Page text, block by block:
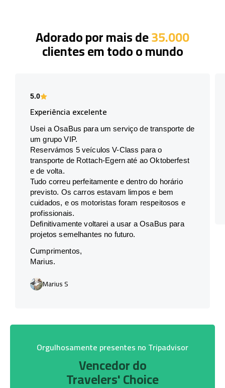
Adorado por mais de35.000
clientes em todo o mundo
5.0
Experiência excelente
Usei a OsaBus para um serviço de transporte de
um grupo VIP.
Reservámos 5 veículos V-Class para o
transporte de Rottach-Egern até ao Oktoberfest
e de volta.
Tudo correu perfeitamente e dentro do horário
previsto. Os carros estavam limpos e bem
cuidados, e os motoristas foram respeitosos e
profissionais.
Definitivamente voltarei a usar a OsaBus para
projetos semelhantes no futuro.
Cumprimentos,
Marius.
Marius S
Orgulhosamente presentes no Tripadvisor
Vencedor do
Travelers' Choice